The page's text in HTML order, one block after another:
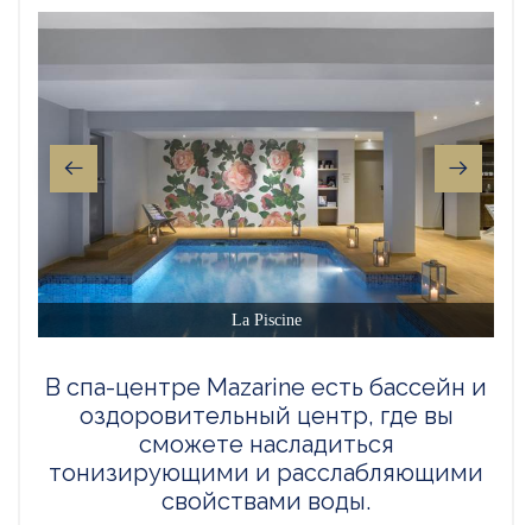
La Piscine
В спа-центре Mazarine есть бассейн и
оздоровительный центр, где вы
сможете насладиться
тонизирующими и расслабляющими
свойствами воды.